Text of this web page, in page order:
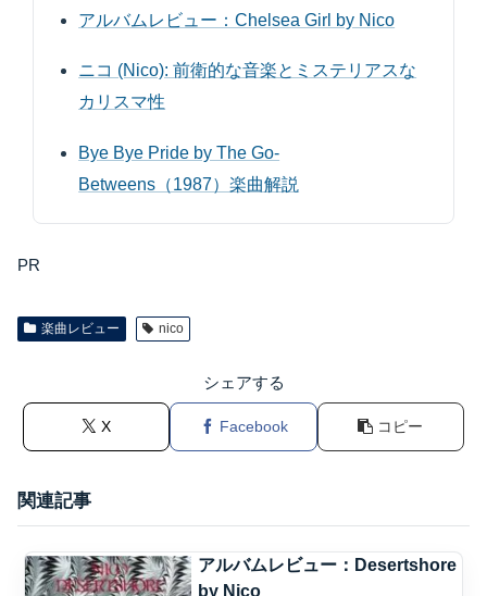
アルバムレビュー：Chelsea Girl by Nico
ニコ (Nico): 前衛的な音楽とミステリアスな
カリスマ性
Bye Bye Pride by The Go-
Betweens（1987）楽曲解説
PR
楽曲レビュー nico
シェアする
X Facebook コピー
関連記事
アルバムレビュー：Desertshore
by Nico